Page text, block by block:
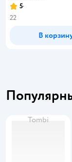
5
22
В
Tombi